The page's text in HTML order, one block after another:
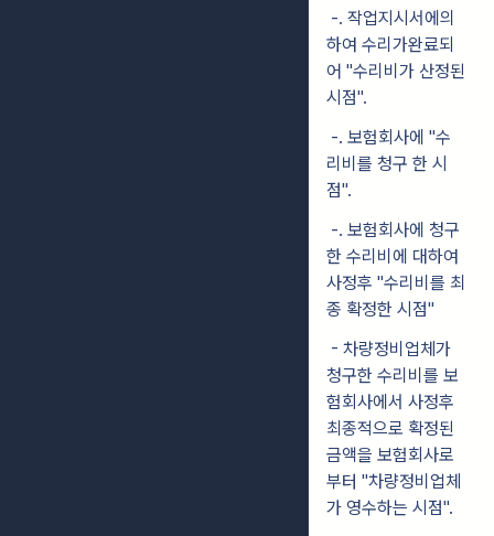
-. 작업지시서에의
하여 수리가완료되
어 "수리비가 산정된
시점".
-. 보험회사에 "수
리비를 청구 한 시
점".
-. 보험회사에 청구
한 수리비에 대하여
사정후 "수리비를 최
종 확정한 시점"
- 차량정비업체가
청구한 수리비를 보
험회사에서 사정후
최종적으로 확정된
금액을 보험회사로
부터 "차량정비업체
가 영수하는 시점".